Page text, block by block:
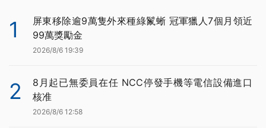
1
屏東移除逾9萬隻外來種綠鬣蜥 冠軍獵人7個月領近
99萬獎勵金
2026/8/6 19:39
2
8月起已無委員在任 NCC停發手機等電信設備進口
核准
2026/8/6 12:58